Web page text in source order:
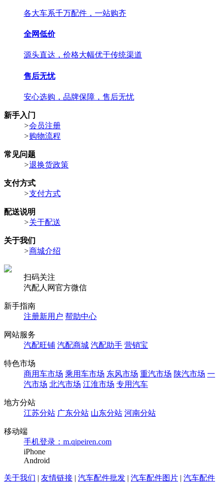
各大车系千万配件，一站购齐
全网低价
源头直达，价格大幅优于传统渠道
售后无忧
安心选购，品牌保障，售后无忧
新手入门
>会员注册
>购物流程
常见问题
>退换货政策
支付方式
>支付方式
配送说明
>关于配送
关于我们
>商城介绍
扫码关注
汽配人网官方微信
新手指南
注册新用户 帮助中心
网站服务
汽配旺铺 汽配商城 汽配助手 营销宝
特色市场
商用车市场 乘用车市场 东风市场 重汽市场 陕汽市场 一
汽市场 北汽市场 江淮市场 专用汽车
地方分站
江苏分站 广东分站 山东分站 河南分站
移动端
手机登录：m.qipeiren.com
iPhone
Android
关于我们 | 友情链接 | 汽车配件批发 | 汽车配件图片 | 汽车配件